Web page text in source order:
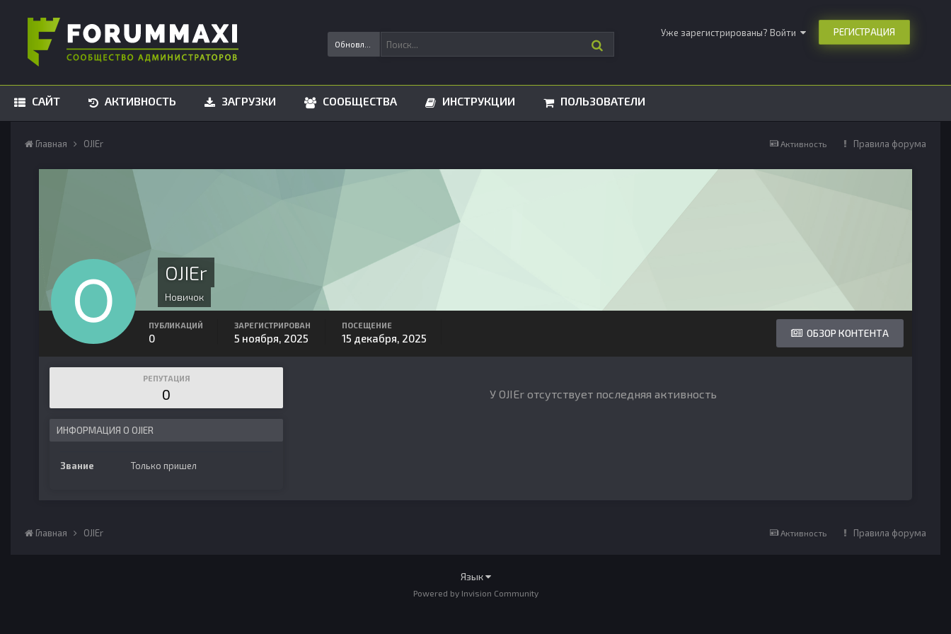
Уже зарегистрированы? Войти РЕГИСТРАЦИЯ
САЙТ АКТИВНОСТЬ ЗАГРУЗКИ СООБЩЕСТВА ИНСТРУКЦИИ ПОЛЬЗОВАТЕЛИ
Активность Правила форума
Главная OJIEr
OJIEr
Новичок
ОБЗОР КОНТЕНТА
ПУБЛИКАЦИЙ
0
ЗАРЕГИСТРИРОВАН
5 ноября, 2025
ПОСЕЩЕНИЕ
15 декабря, 2025
РЕПУТАЦИЯ
0
ИНФОРМАЦИЯ О OJIER
Звание Только пришел
У OJIEr отсутствует последняя активность
Активность Правила форума
Главная OJIEr
Язык
Powered by Invision Community